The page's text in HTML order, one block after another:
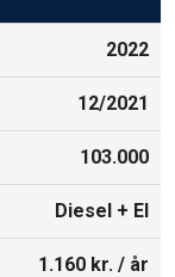
2022
12/2021
103.000
Diesel + El
1.160 kr. / år